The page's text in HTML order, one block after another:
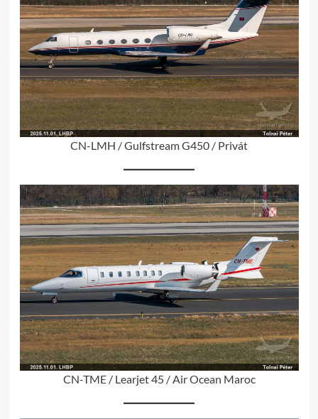
CN-LMH / Gulfstream G450 / Privát
CN-TME / Learjet 45 / Air Ocean Maroc